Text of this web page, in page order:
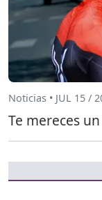
Noticias • JUL 15 /
Te mereces